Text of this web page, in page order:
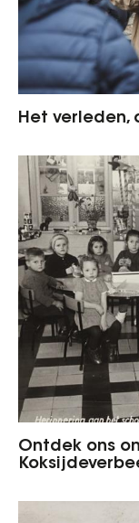
Het verleden,
Ontdek ons